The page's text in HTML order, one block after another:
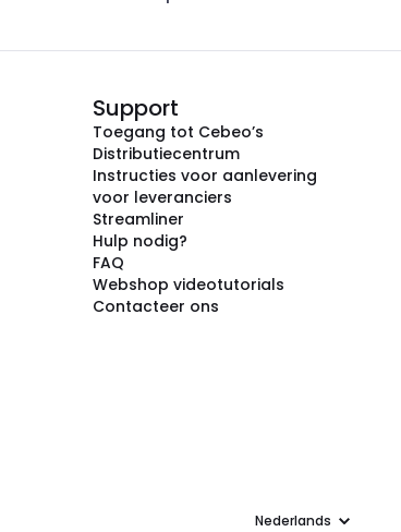
Support
Toegang tot Cebeo’s
Distributiecentrum
Instructies voor aanlevering
voor leveranciers
Streamliner
Hulp nodig?
FAQ
Webshop videotutorials
Contacteer ons
Taal